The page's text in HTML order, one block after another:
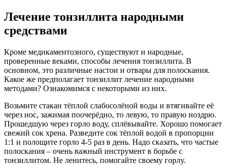
Лечение тонзиллита народными
средствами
Кроме медикаментозного, существуют и народные,
проверенные веками, способы лечения тонзиллита. В
основном, это различные настои и отвары для полоскания.
Какое же предполагает тонзиллит лечение народными
методами? Ознакомимся с некоторыми из них.
Возьмите стакан тёплой слабосолёной воды и втягивайте её
через нос, зажимая поочерёдно, то левую, то правую ноздрю.
Прошедшую через горло воду, сплёвывайте. Хорошо помогает
свежий сок хрена. Разведите сок тёплой водой в пропорции
1:1 и полощите горло 4-5 раз в день. Надо сказать, что частые
полоскания – очень важный инструмент в борьбе с
тонзиллитом. Не ленитесь, помогайте своему горлу.